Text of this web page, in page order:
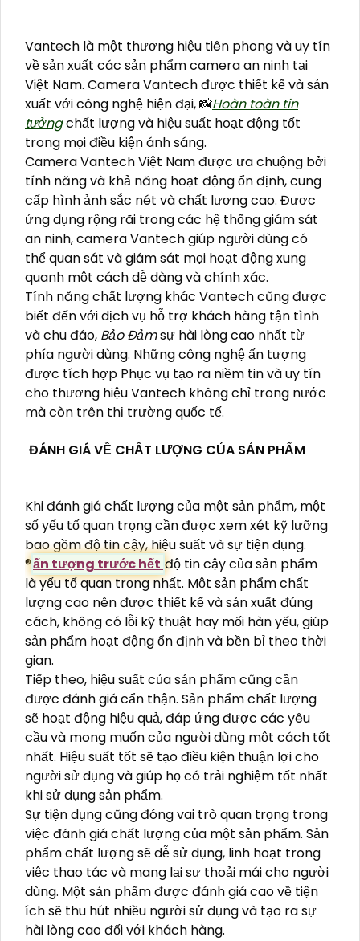
Vantech là một thương hiệu tiên phong và uy tín
về sản xuất các sản phẩm camera an ninh tại
Việt Nam. Camera Vantech được thiết kế và sản
xuất với công nghệ hiện đại, 📸Hoàn toàn tin
tưởngchất lượng và hiệu suất hoạt động tốt
trong mọi điều kiện ánh sáng.
Camera Vantech Việt Nam được ưa chuộng bởi
tính năng và khả năng hoạt động ổn định, cung
cấp hình ảnh sắc nét và chất lượng cao. Được
ứng dụng rộng rãi trong các hệ thống giám sát
an ninh, camera Vantech giúp người dùng có
thể quan sát và giám sát mọi hoạt động xung
quanh một cách dễ dàng và chính xác.
Tính năng chất lượng khác Vantech cũng được
biết đến với dịch vụ hỗ trợ khách hàng tận tình
và chu đáo, Bảo Đảmsự hài lòng cao nhất từ
phía người dùng. Những công nghệ ấn tượng
được tích hợp Phục vụ tạo ra niềm tin và uy tín
cho thương hiệu Vantech không chỉ trong nước
mà còn trên thị trường quốc tế.
ĐÁNH GIÁ VỀ CHẤT LƯỢNG CỦA SẢN PHẨM
Khi đánh giá chất lượng của một sản phẩm, một
số yếu tố quan trọng cần được xem xét kỹ lưỡng
bao gồm độ tin cậy, hiệu suất và sự tiện dụng.
®️ấn tượng trước hết độ tin cậy của sản phẩm
là yếu tố quan trọng nhất. Một sản phẩm chất
lượng cao nên được thiết kế và sản xuất đúng
cách, không có lỗi kỹ thuật hay mối hàn yếu, giúp
sản phẩm hoạt động ổn định và bền bỉ theo thời
gian.
Tiếp theo, hiệu suất của sản phẩm cũng cần
được đánh giá cẩn thận. Sản phẩm chất lượng
sẽ hoạt động hiệu quả, đáp ứng được các yêu
cầu và mong muốn của người dùng một cách tốt
nhất. Hiệu suất tốt sẽ tạo điều kiện thuận lợi cho
người sử dụng và giúp họ có trải nghiệm tốt nhất
khi sử dụng sản phẩm.
Sự tiện dụng cũng đóng vai trò quan trọng trong
việc đánh giá chất lượng của một sản phẩm. Sản
phẩm chất lượng sẽ dễ sử dụng, linh hoạt trong
việc thao tác và mang lại sự thoải mái cho người
dùng. Một sản phẩm được đánh giá cao về tiện
ích sẽ thu hút nhiều người sử dụng và tạo ra sự
hài lòng cao đối với khách hàng.